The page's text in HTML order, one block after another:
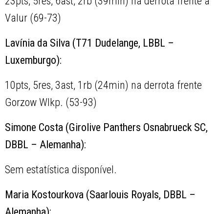
Valur (69-73)
Lavínia da Silva (T71 Dudelange, LBBL –
Luxemburgo):
10pts, 5res, 3ast, 1rb (24min) na derrota frente
Gorzow Wlkp. (53-93)
Simone Costa (Girolive Panthers Osnabrueck SC,
DBBL – Alemanha):
Sem estatística disponível.
Maria Kostourkova (Saarlouis Royals, DBBL –